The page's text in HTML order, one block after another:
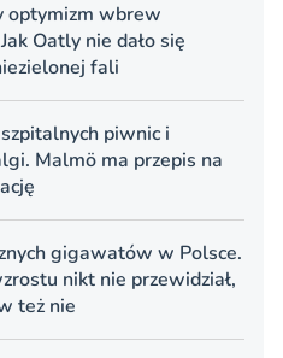
optymizm wbrew
Oatly nie dało się
fali
piwnic i
Malmö ma przepis na
gigawatów w Polsce.
nikt nie przewidział,
też nie